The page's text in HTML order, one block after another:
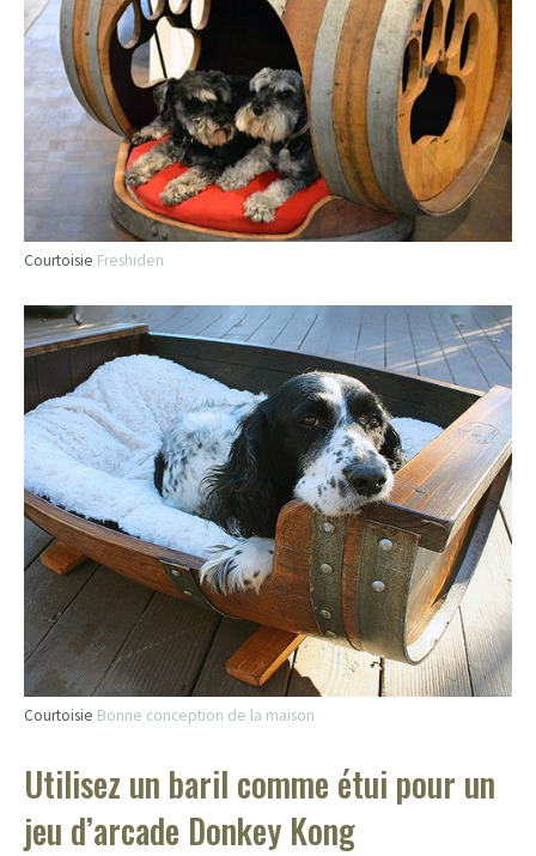
Courtoisie Freshiden
Courtoisie Bonne conception de la maison
Utilisez un baril comme étui pour un
jeu d’arcade Donkey Kong